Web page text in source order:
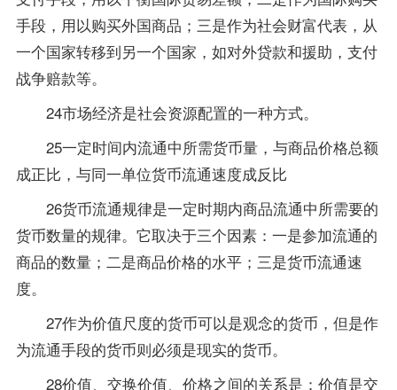
手段，用以购买外国商品；三是作为社会财富代表，从
一个国家转移到另一个国家，如对外贷款和援助，支付
战争赔款等。
24市场经济是社会资源配置的一种方式。
25一定时间内流通中所需货币量，与商品价格总额
成正比，与同一单位货币流通速度成反比
26货币流通规律是一定时期内商品流通中所需要的
货币数量的规律。它取决于三个因素：一是参加流通的
商品的数量；二是商品价格的水平；三是货币流通速
度。
27作为价值尺度的货币可以是观念的货币，但是作
为流通手段的货币则必须是现实的货币。
28价值、交换价值、价格之间的关系是：价值是交